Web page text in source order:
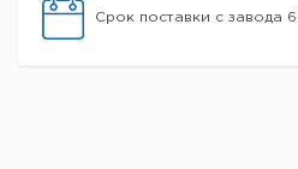
Срок поставки с завода